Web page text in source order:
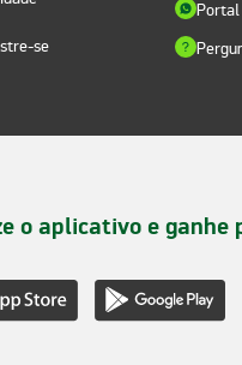
se
Portal
o aplicativo e ganhe